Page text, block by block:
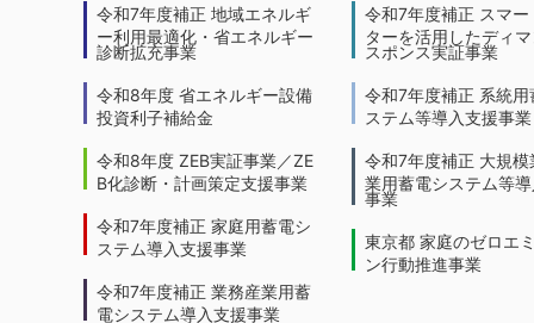
令和7年度補正 地域エネルギ
ー利用最適化・省エネルギー
診断拡充事業
令和8年度 省エネルギー設備
投資利子補給金
令和8年度 ZEB実証事業／ZE
B化診断・計画策定支援事業
令和7年度補正 家庭用蓄電シ
ステム導入支援事業
令和7年度補正 業務産業用蓄
電システム導入支援事業
令和7年度補正 スマー
ターを活用したディ
スポンス実証事業
令和7年度補正 系統用
ステム等導入支援事業
令和7年度補正 大規模
業用蓄電システム等
事業
東京都 家庭のゼロエ
ン行動推進事業